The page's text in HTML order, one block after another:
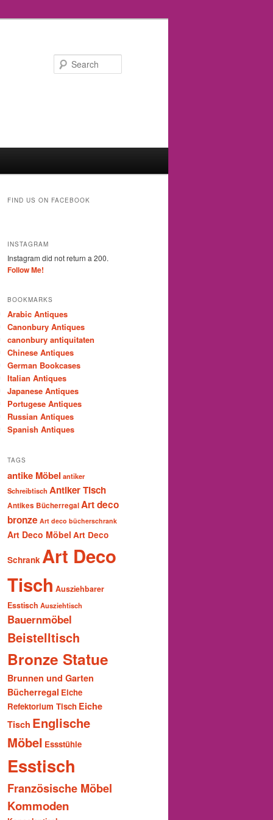
FIND US ON FACEBOOK
INSTAGRAM
Instagram did not return a 200.
Follow Me!
BOOKMARKS
Arabic Antiques
Canonbury Antiques
canonbury antiquitaten
Chinese Antiques
German Bookcases
Italian Antiques
Japanese Antiques
Portugese Antiques
Russian Antiques
Spanish Antiques
TAGS
antike Möbel antiker
Schreibtisch Antiker Tisch
Antikes BücherregalArt deco
bronze Art deco bücherschrank
Art Deco Möbel Art Deco
Schrank Art Deco
Tisch Ausziehbarer
Esstisch Ausziehtisch
Bauernmöbel
Beistelltisch
Bronze Statue
Brunnen und Garten
Bücherregal Eiche
Refektorium Tisch Eiche
Tisch Englische
Möbel Essstühle
Esstisch
Französische Möbel
Kommoden